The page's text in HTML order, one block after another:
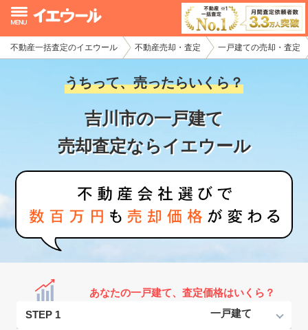
不動産一括査定のイエウール 不動産売却・査定 一戸建ての売却・査定
うちって、売ったらいくら？
吉川市の一戸建て
売却査定ならイエウール
あなたの一戸建て、査定価格はいくら？
STEP 1
イエウール加盟希望の不動産会社様
初めての方へ
不動産売却の流れ
不動産の売却・一括査定
家査定シミュレーター
お問い合わせ